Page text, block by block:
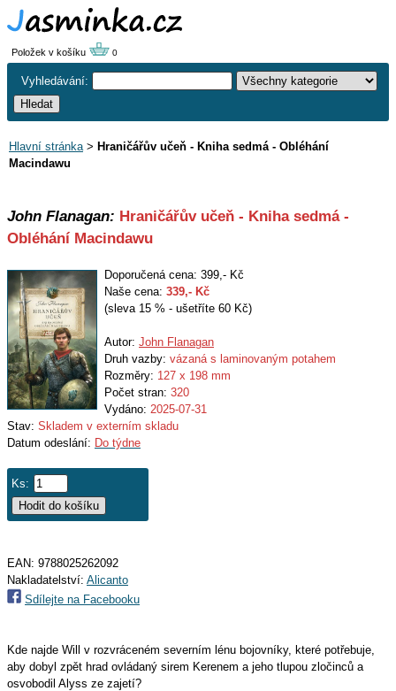
Položek v košíku 0
Vyhledávání:
Hlavní stránka> Hraničářův učeň - Kniha sedmá - Obléhání
Macindawu
John Flanagan: Hraničářův učeň - Kniha sedmá -
Obléhání Macindawu
Doporučená cena: 399,- Kč
Naše cena: 339,- Kč
(sleva 15 % - ušetříte 60 Kč)
Autor: John Flanagan
Druh vazby: vázaná s laminovaným potahem
Rozměry: 127 x 198 mm
Počet stran: 320
Vydáno: 2025-07-31
Stav: Skladem v externím skladu
Datum odeslání: Do týdne
Ks:
EAN: 9788025262092
Nakladatelství: Alicanto
Sdílejte na Facebooku
Kde najde Will v rozvráceném severním lénu bojovníky, které potřebuje,
aby dobyl zpět hrad ovládaný sirem Kerenem a jeho tlupou zločinců a
osvobodil Alyss ze zajetí?